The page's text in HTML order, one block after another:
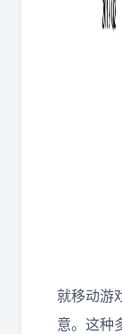
就移动游
意。这种